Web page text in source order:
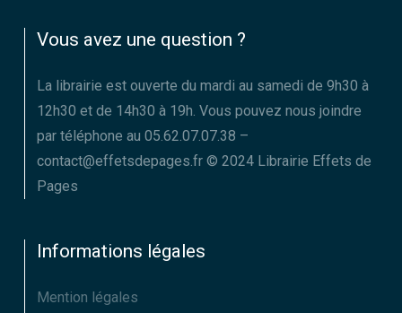
Vous avez une question ?
La librairie est ouverte du mardi au samedi de 9h30 à
12h30 et de 14h30 à 19h. Vous pouvez nous joindre
par téléphone au 05.62.07.07.38 –
contact@effetsdepages.fr © 2024 Librairie Effets de
Pages
Informations légales
Mention légales